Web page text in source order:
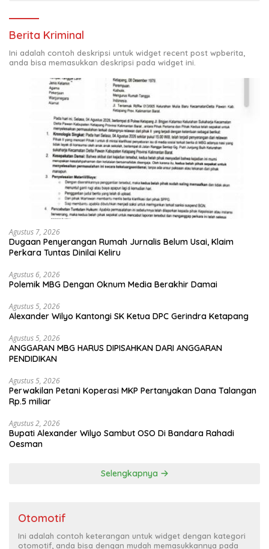
Berita Kriminal
Ini adalah contoh deskripsi untuk widget recent post wpberita,
anda bisa memasukkan deskripsi pada widget ini.
Agustus 7, 2026
Dugaan Penyerangan Rumah Jurnalis Belum Usai, Klaim
Perkara Tuntas Dinilai Keliru
Agustus 6, 2026
Polemik MBG Dengan Oknum Media Berakhir Damai
Agustus 5, 2026
Alexander Wilyo Kantongi SK Ketua DPC Gerindra Ketapang
Agustus 5, 2026
ANGGARAN MBG HARUS DIPISAHKAN DARI ANGGARAN
PENDIDIKAN
Agustus 5, 2026
Perwakilan Petani Koperasi MKP Pertanyakan Dana Talangan
Rp.5 miliar
Agustus 2, 2026
Bupati Alexander Wilyo Sambut OSO Di Bandara Rahadi
Oesman
Selengkapnya
Otomotif
Ini adalah contoh keterangan untuk widget dengan kategori
otomotif, anda bisa dengan mudah memasukkannya pada